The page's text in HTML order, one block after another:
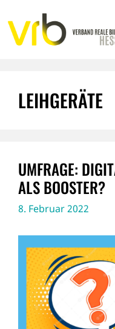
Inhalt
springen
LEIHGERÄTE
UMFRAGE:
ALS BOOSTER?
8. Februar 2022